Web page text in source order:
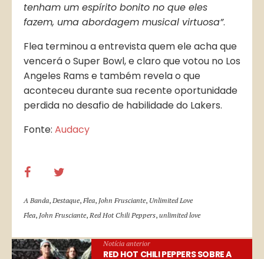
tenham um espírito bonito no que eles
fazem, uma abordagem musical virtuosa”.
Flea terminou a entrevista quem ele acha que
vencerá o Super Bowl, e claro que votou no Los
Angeles Rams e também revela o que
aconteceu durante sua recente oportunidade
perdida no desafio de habilidade do Lakers.
Fonte: Audacy
A Banda, Destaque, Flea, John Frusciante, Unlimited Love
Flea, John Frusciante, Red Hot Chili Peppers, unlimited love
Notícia anterior
RED HOT CHILI PEPPERS SOBRE A